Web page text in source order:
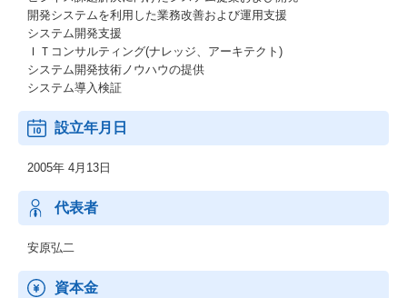
開発システムを利用した業務改善および運用支援
システム開発支援
ＩＴコンサルティング(ナレッジ、アーキテクト)
システム開発技術ノウハウの提供
システム導入検証
設立年月日
2005年 4月13日
代表者
安原弘二
資本金